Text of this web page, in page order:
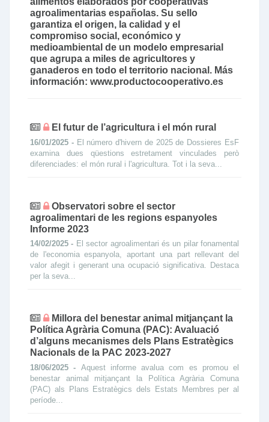
agroalimentarias españolas. Su sello
garantiza el origen, la calidad y el
compromiso social, económico y
medioambiental de un modelo empresarial
que agrupa a miles de agricultores y
ganaderos en todo el territorio nacional. Más
información: www.productocooperativo.es
El futur de l’agricultura i el món rural
16/01/2025 - El número d'hivern de 2025 de Dossieres EsF
examina dues qüestions estretament vinculades però
diferenciades: el món rural i l'agricultura. Tot i la seva...
Observatori sobre el sector
agroalimentari de les regions espanyoles
Informe 2023
14/02/2025 - El sector agroalimentari és un pilar fonamental
de l'economia espanyola, aportant una part rellevant del
valor afegit i generant una ocupació significativa. Destaca
per la seva...
Millora del benestar animal mitjançant la
Política Agrària Comuna (PAC): Avaluació
d’alguns mecanismes dels Plans Estratègics
Nacionals de la PAC 2023-2027
18/06/2025 - Aquest informe avalua com es promou el
benestar animal mitjançant la Política Agrària Comuna
(PAC) als Plans Estratègics dels Estats Membres per al
període...